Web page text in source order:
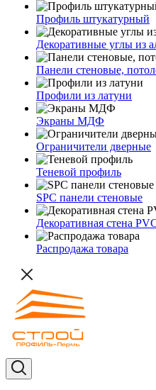
Профиль штукатурный
Декоративные углы из
Панели стеновые,
Профили из латуни
Экраны МДФ
Ограничители дверные
Теневой профиль
SPC панели стеновые
Декоративная стена
Распродажа товара